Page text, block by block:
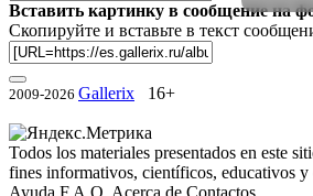
Вставить картинку в сообщение на
Скопируйте и вставьте в текст
2009-2026 Gallerix 16+
Todos los materiales presentados en este
fines informativos, científicos, educativos y